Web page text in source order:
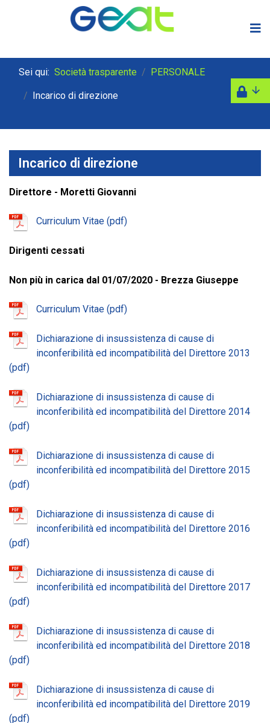
Sei qui: Società trasparente PERSONALE
Incarico di direzione
Incarico di direzione
Direttore - Moretti Giovanni
Curriculum Vitae
Dirigenti cessati
Non più in carica dal 01/07/2020 - Brezza Giuseppe
Curriculum Vitae
Dichiarazione di insussistenza di cause di
inconferibilità ed incompatibilità del Direttore 2013
Dichiarazione di insussistenza di cause di
inconferibilità ed incompatibilità del Direttore 2014
Dichiarazione di insussistenza di cause di
inconferibilità ed incompatibilità del Direttore 2015
Dichiarazione di insussistenza di cause di
inconferibilità ed incompatibilità del Direttore 2016
Dichiarazione di insussistenza di cause di
inconferibilità ed incompatibilità del Direttore 2017
Dichiarazione di insussistenza di cause di
inconferibilità ed incompatibilità del Direttore 2018
Dichiarazione di insussistenza di cause di
inconferibilità ed incompatibilità del Direttore 2019